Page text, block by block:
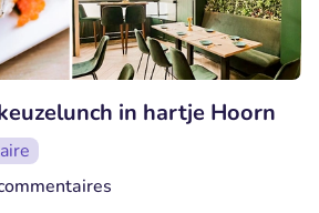
in hartje Hoorn